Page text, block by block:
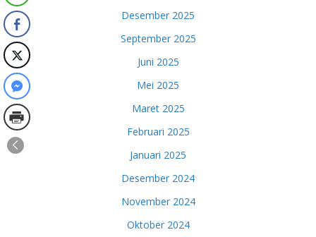
Desember 2025
September 2025
Juni 2025
Mei 2025
Maret 2025
Februari 2025
Januari 2025
Desember 2024
November 2024
Oktober 2024